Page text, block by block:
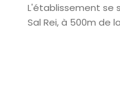
L'établissement se
Sal Rei, à 500m de